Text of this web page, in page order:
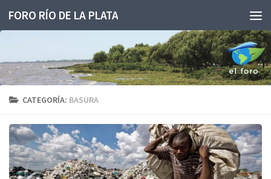
Saltar al contenido
FORO RÍO DE LA PLATA
CATEGORÍA: BASURA